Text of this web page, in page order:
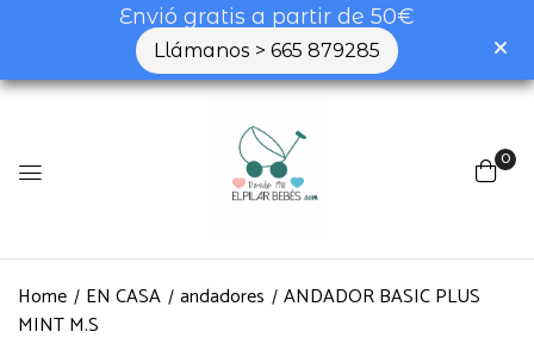
Envió gratis a partir de 50€
Llámanos > 665 879285
0
Home EN CASA andadores
ANDADOR BASIC PLUS
MINT M.S